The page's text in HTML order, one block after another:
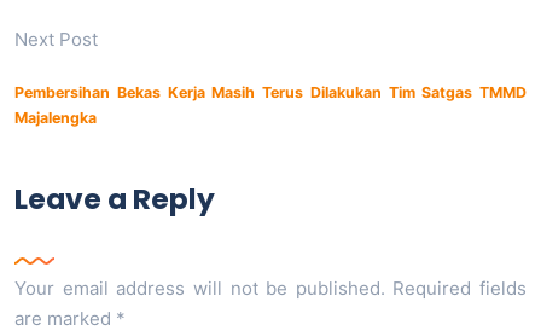
Next Post
Pembersihan Bekas Kerja Masih Terus Dilakukan Tim Satgas TMMD
Majalengka
Leave a Reply
Your email address will not be published. Required fields
are marked *